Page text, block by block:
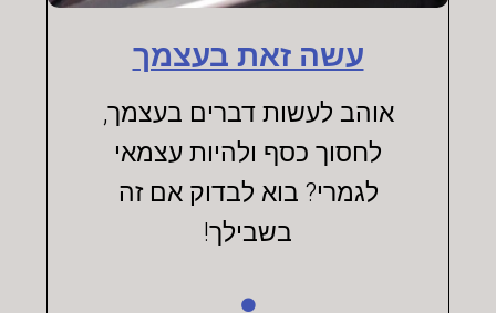
עשה זאת בעצמך
אוהב לעשות דברים בעצמך,
לחסוך כסף ולהיות עצמאי
לגמרי? בוא לבדוק אם זה
בשבילך!